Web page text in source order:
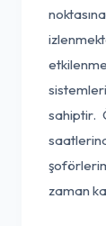
sahiptir.
zaman